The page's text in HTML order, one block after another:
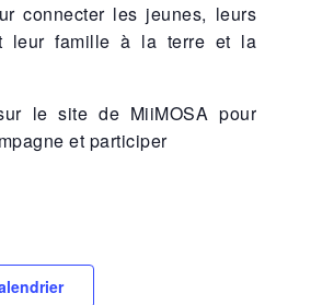
connecter les jeunes, leurs
leur famille à la terre et la
le site de MiiMOSA pour
et participer